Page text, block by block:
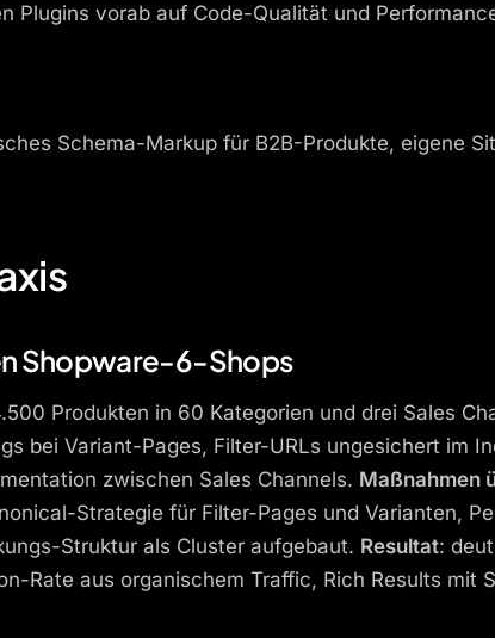
Plugins vorab auf Code-Qualität und
Schema-Markup für B2B-Produkte, eigene
Shopware-6-Shops
Produkten in 60 Kategorien und drei Sales
bei Variant-Pages, Filter-URLs ungesichert im
zwischen Sales Channels. Maßnahmen
Strategie für Filter-Pages und Varianten,
Struktur als Cluster aufgebaut. Resultat:
Rate aus organischem Traffic, Rich Results mit